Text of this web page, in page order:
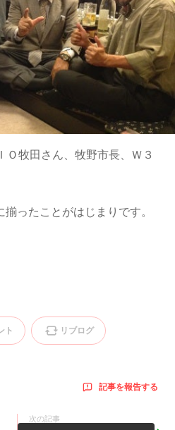
Ｏ牧田さん、牧野市長、Ｗ３
ったことがはじまりです。
ト リブログ
記事を報告する
次の記事